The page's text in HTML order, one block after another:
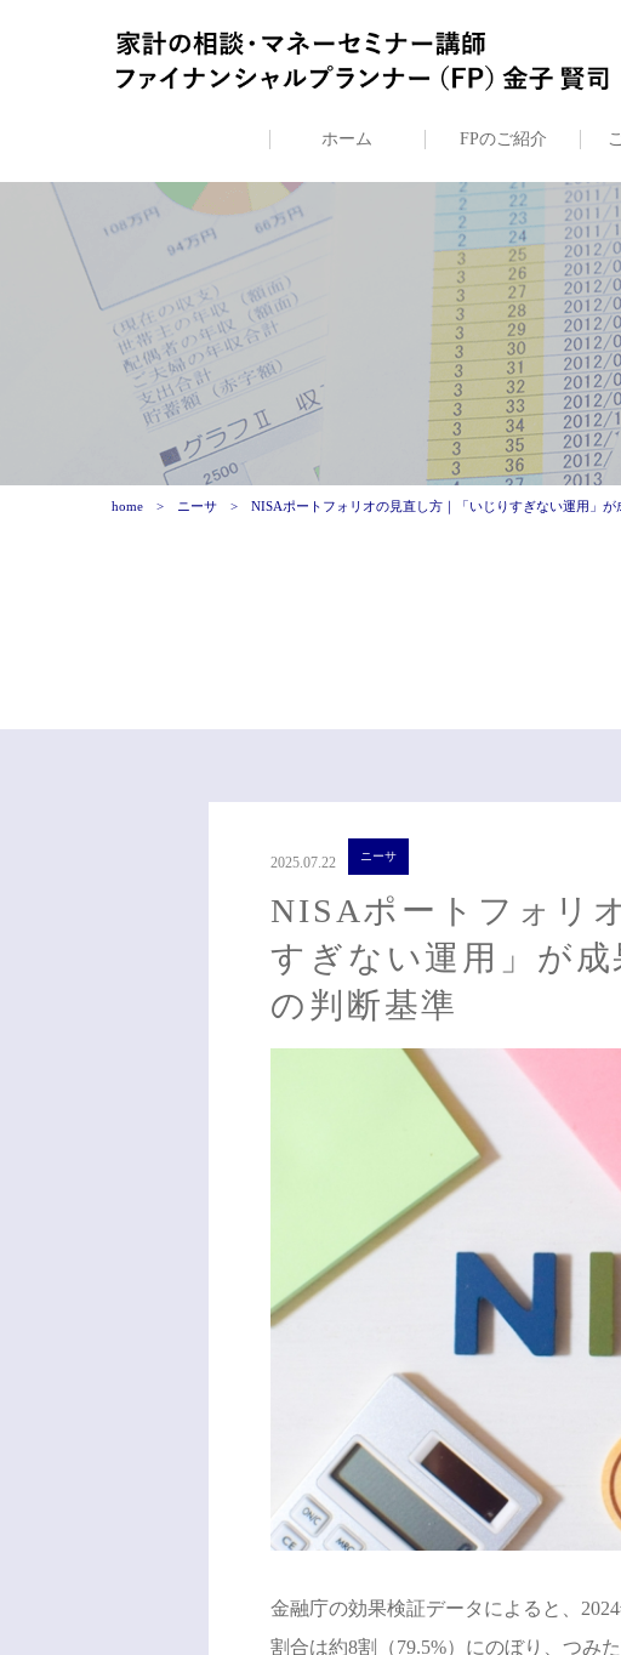
ホーム FPのご紹介
home ニーサ NISAポートフォリオの見直し方｜「いじりすぎない運用」
2025.07.22 ニーサ
NISAポートフォリ
すぎない運用」が
の判断基準
金融庁の効果検証データによると、
割合は約8割（79.5%）にのぼり、つみ